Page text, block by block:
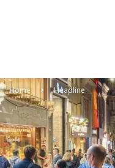
Home Headline